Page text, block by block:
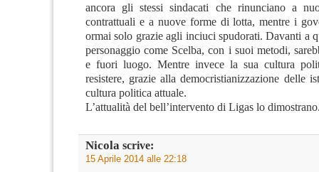
ancora gli stessi sindacati che rinunciano a
contrattuali e a nuove forme di lotta, mentre i
ormai solo grazie agli inciuci spudorati. Davanti a
personaggio come Scelba, con i suoi metodi,
e fuori luogo. Mentre invece la sua cultura
resistere, grazie alla democristianizzazione delle
cultura politica attuale.
L’attualità del bell’intervento di Ligas lo
Nicola scrive:
15 Aprile 2014 alle 22:18